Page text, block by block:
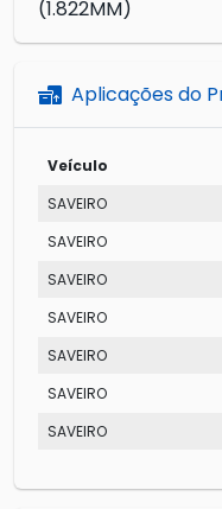
(1.822MM)
Aplicações do
Veículo
SAVEIRO
SAVEIRO
SAVEIRO
SAVEIRO
SAVEIRO
SAVEIRO
SAVEIRO